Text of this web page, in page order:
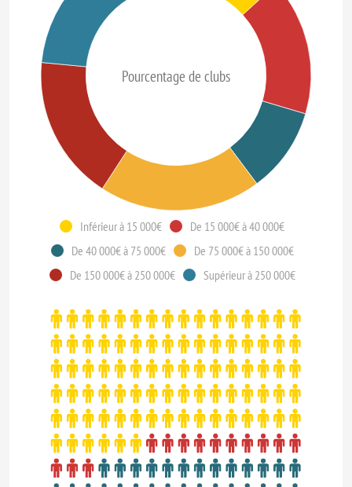
Pourcentage de clubs
Inférieur à 15 000€
De 15 000€ à 40 000€
De 40 000€ à 75 000€
De 75 000€ à 150 000€
De 150 000€ à 250 000€
Supérieur à 250 000€